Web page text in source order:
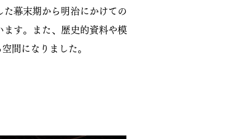
幕末期から明治にかけての
す。また、歴史的資料や模
間になりました。